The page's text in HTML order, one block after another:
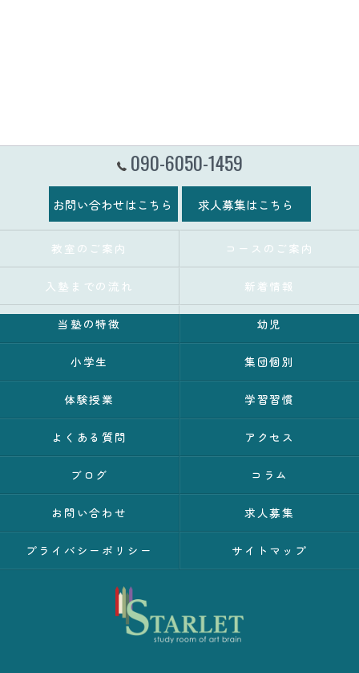
090-6050-1459
お問い合わせはこちら 求人募集はこちら
教室のご案内 コースのご案内
入塾までの流れ 新着情報
当塾の特徴 幼児
小学生 集団個別
体験授業 学習習慣
よくある質問 アクセス
ブログ コラム
お問い合わせ 求人募集
プライバシーポリシー サイトマップ